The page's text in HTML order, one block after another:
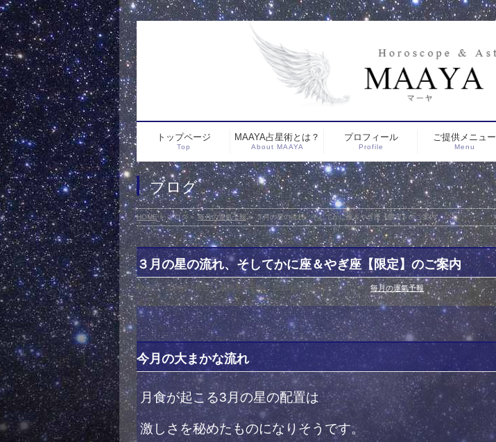
トップページ
Top
MAAYA占星術とは？
About MAAYA
プロフィール
Profile
ご提供メニュー
Menu
ブログ
HOME» ブログ» 毎月の運氣予報» ３月の星の流れ、そしてかに座＆やぎ座【限定】のご案内
３月の星の流れ、そしてかに座＆やぎ座【限定】のご案内
投稿日 : 2025年3月1日 最終更新日時 : 2025年3月1日 カテゴリー :毎月の運氣予報
今月の大まかな流れ
月食が起こる3月の星の配置は
激しさを秘めたものになりそうです。